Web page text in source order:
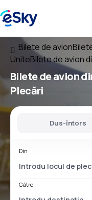
Bilete de avion
UniteBilete de avion
Bilete de avion
Plecări
Dus-întors
Din
Către